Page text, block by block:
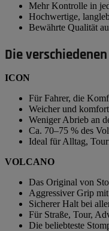
Mehr Kontrolle in
Hochwertige,
Bewährte Qualität
Die
ICON
Für Fahrer, die
Weicher und
Weniger Abrieb an
Ca. 70–75 % des
Ideal für Alltag,
VOLCANO
Das Original von
Aggressiver Grip
Sicherer Halt bei
Für Straße, Tour,
Die beliebteste